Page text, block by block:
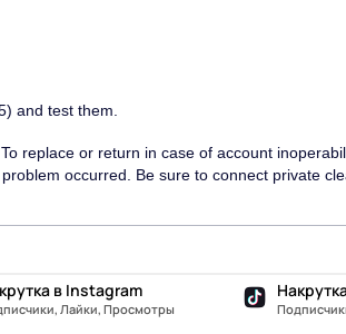
and test them.
replace or return in case of account
occurred. Be sure to connect private
в Instagram
Лайки, Просмотры